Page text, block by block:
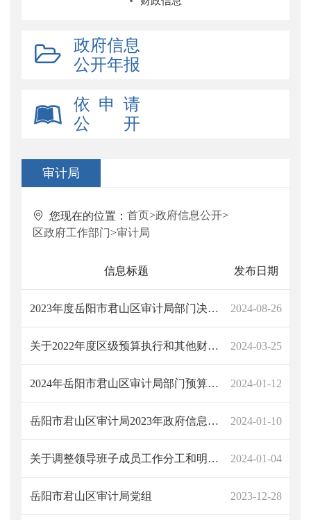
政府信息
公开年报
依 申 请
公 开
审计局
您现在的位置： 首页>政府信息公开>
区政府工作部门>审计局
信息标题 发布日期
2023年度岳阳市君山区审计局部门决算公开 2024-08-26
关于2022年度区级预算执行和其他财政收支审计工作报告指出问题整改情况的报告 2024-03-25
2024年岳阳市君山区审计局部门预算公开 2024-01-12
岳阳市君山区审计局2023年政府信息公开工作年度报告 2024-01-10
关于调整领导班子成员工作分工和明确机关工作人员职责的通知 2024-01-04
岳阳市君山区审计局党组 2023-12-28